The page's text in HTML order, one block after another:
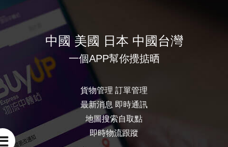
中國 美國 日本 中國台灣
一個APP幫你攪掂晒
貨物管理 訂單管理
最新消息 即時通訊
地圖搜索自取點
即時物流跟蹤